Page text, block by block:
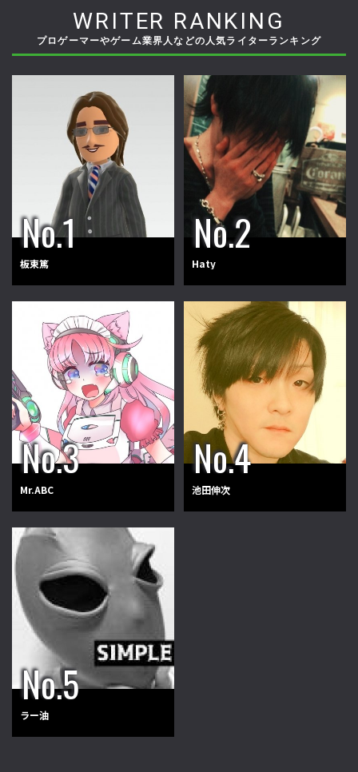
WRITER RANKING
プロゲーマーやゲーム業界人などの人気ライターランキング
板東篤 Haty
Mr.ABC 池田伸次
ラー油